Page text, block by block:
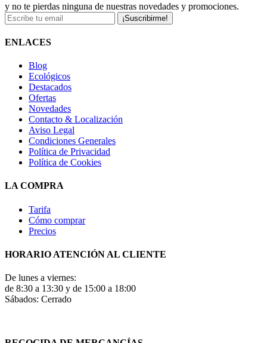
y no te pierdas ninguna de nuestras novedades y promociones.
¡Suscribirme!
ENLACES
Blog
Ecológicos
Destacados
Ofertas
Novedades
Contacto & Localización
Aviso Legal
Condiciones Generales
Política de Privacidad
Política de Cookies
LA COMPRA
Tarifa
Cómo comprar
Precios
HORARIO ATENCIÓN AL CLIENTE
De lunes a viernes:
de 8:30 a 13:30 y de 15:00 a 18:00
Sábados: Cerrado